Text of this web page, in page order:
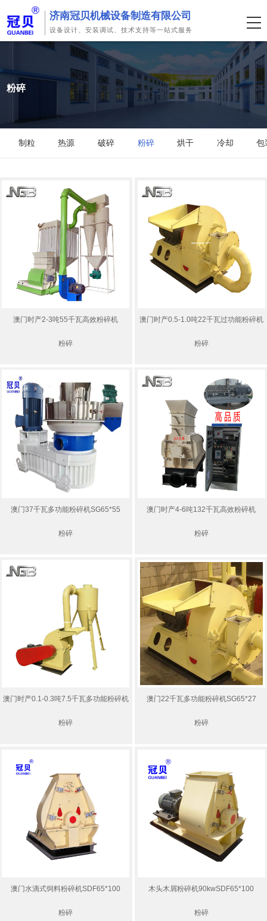
济南冠贝机械设备制造有限公司
设备设计、安装调试、技术支持等一站式服务
粉碎
制粒 热源 破碎 粉碎 烘干 冷却 包
澳门时产2-3吨55千瓦高效粉碎机
粉碎
澳门时产0.5-1.0吨22千瓦过功能粉碎机
粉碎
澳门37千瓦多功能粉碎机SG65*55
粉碎
澳门时产4-6吨132千瓦高效粉碎机
粉碎
澳门时产0.1-0.3吨7.5千瓦多功能粉碎机
粉碎
澳门22千瓦多功能粉碎机SG65*27
粉碎
澳门水滴式饲料粉碎机SDF65*100
粉碎
木头木屑粉碎机90kwSDF65*100
粉碎